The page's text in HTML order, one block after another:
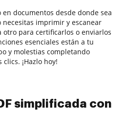
documentos desde donde sea
necesitas imprimir y escanear
para certificarlos o enviarlos
esenciales están a tu
y molestias completando
¡Hazlo hoy!
simplificada con